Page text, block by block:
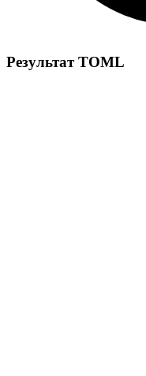
Результат TOML